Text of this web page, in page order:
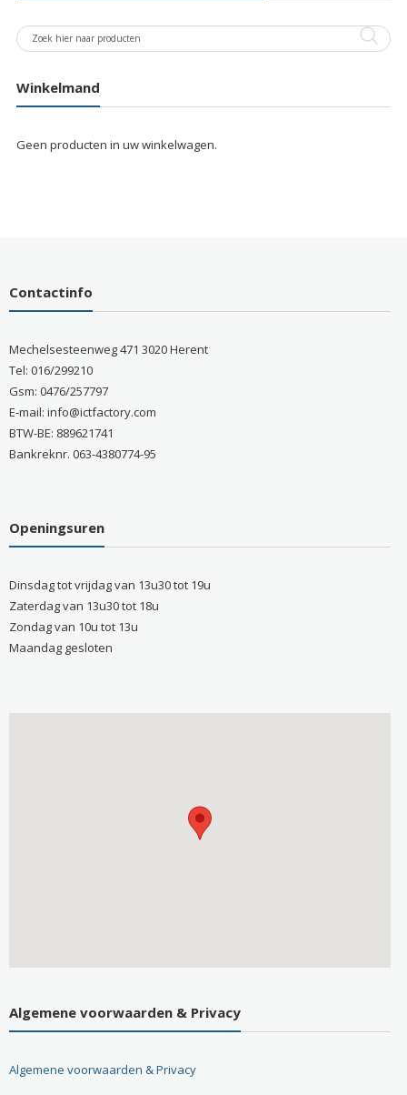
Winkelmand
Geen producten in uw winkelwagen.
Contactinfo
Mechelsesteenweg 471 3020 Herent
Tel: 016/299210
Gsm: 0476/257797
E-mail: info@ictfactory.com
BTW-BE: 889621741
Bankreknr. 063-4380774-95
Openingsuren
Dinsdag tot vrijdag van 13u30 tot 19u
Zaterdag van 13u30 tot 18u
Zondag van 10u tot 13u
Maandag gesloten
Algemene voorwaarden & Privacy
Algemene voorwaarden & Privacy